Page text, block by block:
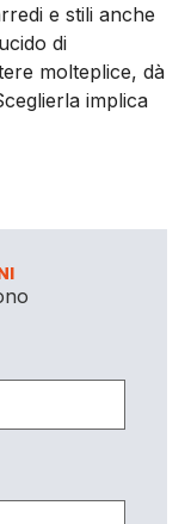
e stili anche
di
molteplice, dà
implica